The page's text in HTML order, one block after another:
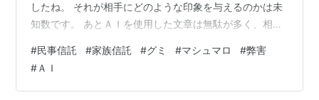
したね。 それが相手にどのような印象を与えるのかは未
知数です。 あとＡＩを使用した文章は無駄が多く、相手
としては、AIは"面倒臭がらない"という特徴があるため、
内容が必然的にそうなってしまうのだと思います。 僕は
僕の言葉で僕自身を細部まで無駄を削ぎ落して表現した
#民事信託 #家族信託 #グミ #マシュマロ #弊害
#ＡＩ